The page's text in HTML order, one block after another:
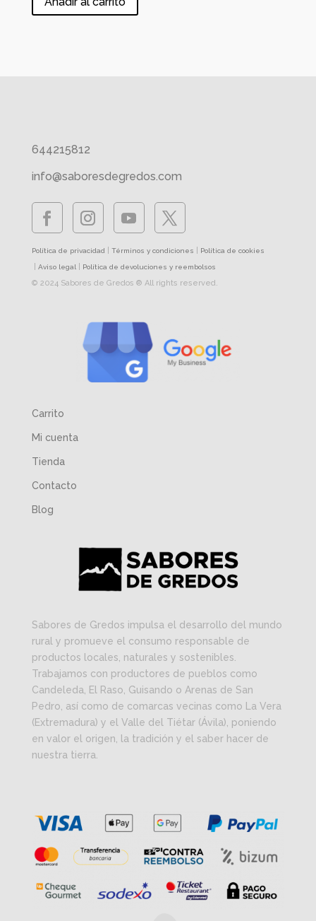
644215812
info@saboresdegredos.com
Política de privacidad Términos y condiciones Política de cookies
Aviso legal Política de devoluciones y reembolsos
© 2024 Sabores de Gredos ® All rights reserved.
Carrito
Mi cuenta
Tienda
Contacto
Blog
Sabores de Gredos impulsa el desarrollo del mundo
rural y promueve el consumo responsable de
productos locales, naturales y sostenibles.
Trabajamos con productores de pueblos como
Candeleda, El Raso, Guisando o Arenas de San
Pedro, así como de comarcas vecinas como La Vera
(Extremadura) y el Valle del Tiétar (Ávila), poniendo
en valor el origen, la tradición y el saber hacer de
nuestra tierra.